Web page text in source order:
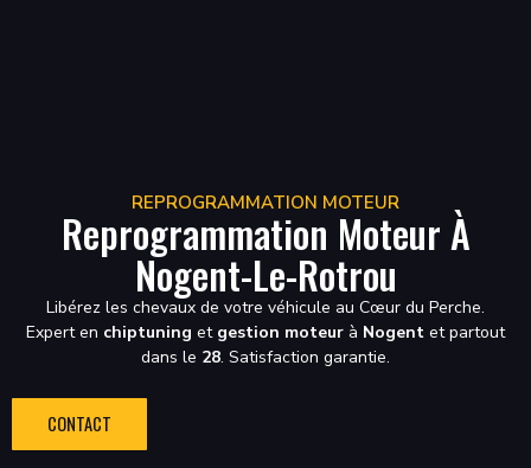
REPROGRAMMATION MOTEUR
Reprogrammation Moteur À
Nogent-Le-Rotrou
Libérez les chevaux de votre véhicule au Cœur du Perche.
Expert en chiptuning et gestion moteur à Nogent et partout
dans le 28. Satisfaction garantie.
CONTACT